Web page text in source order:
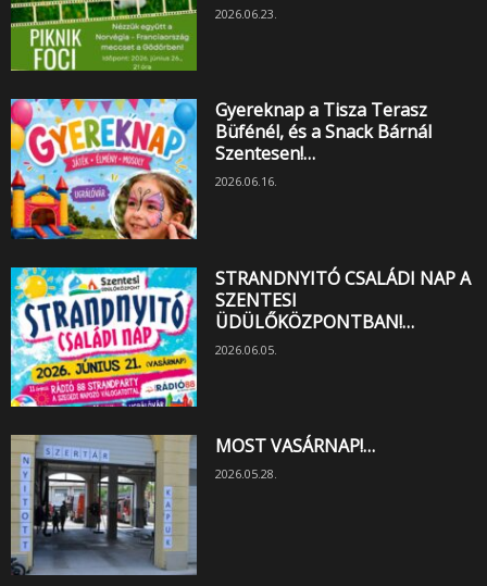
2026.06.23.
Gyereknap a Tisza Terasz
Büfénél, és a Snack Bárnál
Szentesen!…
2026.06.16.
STRANDNYITÓ CSALÁDI NAP A
SZENTESI
ÜDÜLŐKÖZPONTBAN!…
2026.06.05.
MOST VASÁRNAP!…
2026.05.28.